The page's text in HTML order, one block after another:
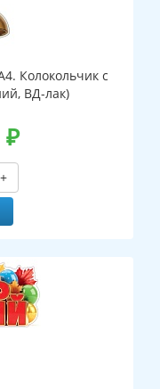
Колокольчик с
ВД-лак)
₽
+